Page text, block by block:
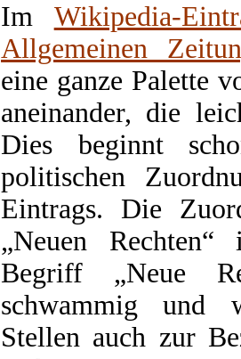
Im Wikipedia-
Allgemeinen
eine ganze Palette
aneinander, die
Dies beginnt
politischen
Eintrags. Die
„Neuen
Begriff „Neue
schwammig und
Stellen auch zur